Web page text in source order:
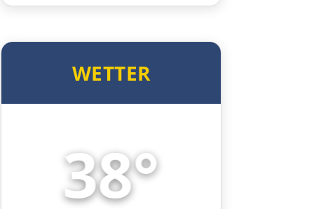
Amarante
Mirandela
WETTER
38°